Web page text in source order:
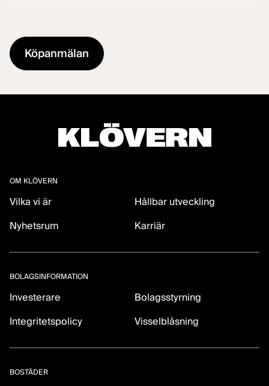
OM KLÖVERN
Vilka vi är
Hållbar utveckling
Nyhetsrum
Karriär
BOLAGSINFORMATION
Investerare
Bolagsstyrning
Integritetspolicy
Visselblåsning
BOSTÄDER